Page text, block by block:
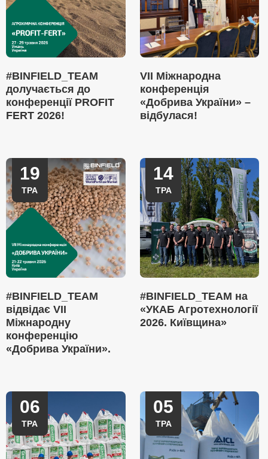
#BINFIELD_TEAM
долучається до
конференції PROFIT
FERT 2026!
VII Міжнародна
конференція
«Добрива України» –
відбулася!
19
ТРА
#BINFIELD_TEAM
відвідає VII
Міжнародну
конференцію
«Добрива України».
14
ТРА
#BINFIELD_TEAM на
«УКАБ Агротехнології
2026. Київщина»
06
ТРА
05
ТРА